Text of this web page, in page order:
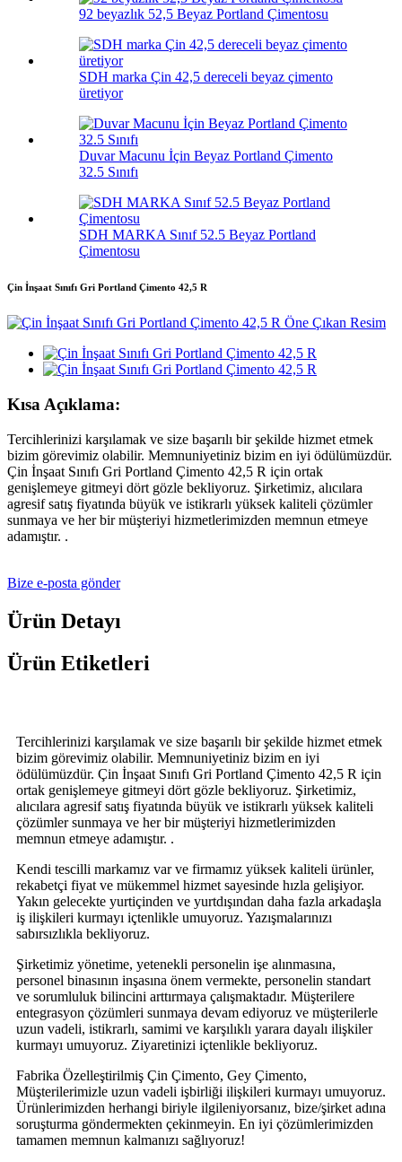
92 beyazlık 52,5 Beyaz Portland Çimentosu
SDH marka Çin 42,5 dereceli beyaz çimento
üretiyor
Duvar Macunu İçin Beyaz Portland Çimento
32.5 Sınıfı
SDH MARKA Sınıf 52.5 Beyaz Portland
Çimentosu
Çin İnşaat Sınıfı Gri Portland Çimento 42,5 R
Kısa Açıklama:
Tercihlerinizi karşılamak ve size başarılı bir şekilde hizmet etmek
bizim görevimiz olabilir. Memnuniyetiniz bizim en iyi ödülümüzdür.
Çin İnşaat Sınıfı Gri Portland Çimento 42,5 R için ortak
genişlemeye gitmeyi dört gözle bekliyoruz. Şirketimiz, alıcılara
agresif satış fiyatında büyük ve istikrarlı yüksek kaliteli çözümler
sunmaya ve her bir müşteriyi hizmetlerimizden memnun etmeye
adamıştır. .
Bize e-posta gönder
Ürün Detayı
Ürün Etiketleri
Tercihlerinizi karşılamak ve size başarılı bir şekilde hizmet etmek
bizim görevimiz olabilir. Memnuniyetiniz bizim en iyi
ödülümüzdür. Çin İnşaat Sınıfı Gri Portland Çimento 42,5 R için
ortak genişlemeye gitmeyi dört gözle bekliyoruz. Şirketimiz,
alıcılara agresif satış fiyatında büyük ve istikrarlı yüksek kaliteli
çözümler sunmaya ve her bir müşteriyi hizmetlerimizden
memnun etmeye adamıştır. .
Kendi tescilli markamız var ve firmamız yüksek kaliteli ürünler,
rekabetçi fiyat ve mükemmel hizmet sayesinde hızla gelişiyor.
Yakın gelecekte yurtiçinden ve yurtdışından daha fazla arkadaşla
iş ilişkileri kurmayı içtenlikle umuyoruz. Yazışmalarınızı
sabırsızlıkla bekliyoruz.
Şirketimiz yönetime, yetenekli personelin işe alınmasına,
personel binasının inşasına önem vermekte, personelin standart
ve sorumluluk bilincini arttırmaya çalışmaktadır. Müşterilere
entegrasyon çözümleri sunmaya devam ediyoruz ve müşterilerle
uzun vadeli, istikrarlı, samimi ve karşılıklı yarara dayalı ilişkiler
kurmayı umuyoruz. Ziyaretinizi içtenlikle bekliyoruz.
Fabrika Özelleştirilmiş Çin Çimento, Gey Çimento,
Müşterilerimizle uzun vadeli işbirliği ilişkileri kurmayı umuyoruz.
Ürünlerimizden herhangi biriyle ilgileniyorsanız, bize/şirket adına
soruşturma göndermekten çekinmeyin. En iyi çözümlerimizden
tamamen memnun kalmanızı sağlıyoruz!